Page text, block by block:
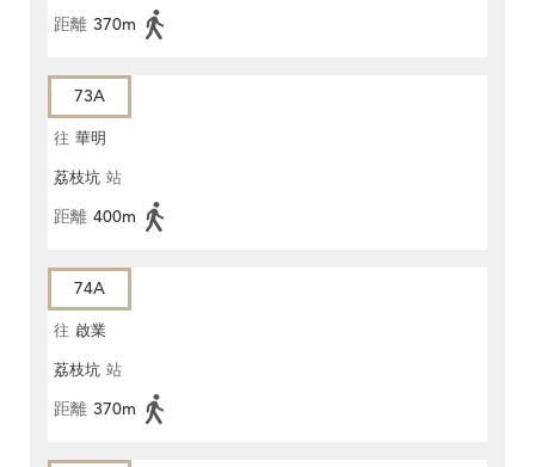
距離 370m
73A
往 華明
荔枝坑 站
距離 400m
74A
往 啟業
荔枝坑 站
距離 370m